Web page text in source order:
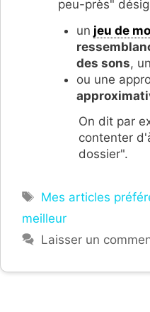
peu-près"
un jeu de
des sons, un
ou une
On dit par
contenter
dossier".
Étiquettes
Mes articles
meilleur
Laisser un